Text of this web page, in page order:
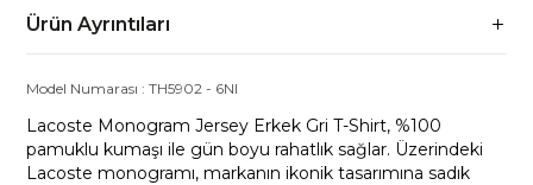
Ürün Ayrıntıları
Model Numarası :TH5902 - 6NI
Lacoste Monogram Jersey Erkek Gri T-Shirt, %100
pamuklu kumaşı ile gün boyu rahatlık sağlar. Üzerindeki
Lacoste monogramı, markanın ikonik tasarımına sadık